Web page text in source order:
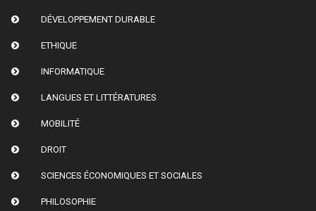
DÉVELOPPEMENT DURABLE
ETHIQUE
INFORMATIQUE
LANGUES ET LITTÉRATURES
MOBILITÉ
DROIT
SCIENCES ÉCONOMIQUES ET SOCIALES
PHILOSOPHIE